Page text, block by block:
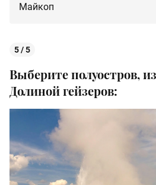
Майкоп
5 / 5
Выберите полуостров,
Долиной гейзеров: